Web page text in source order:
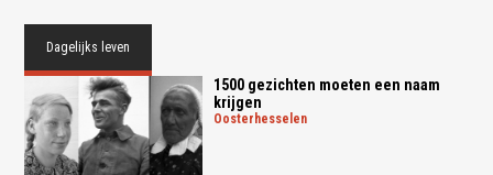
Dagelijks leven
1500 gezichten moeten een naam
krijgen
oosterhesselen